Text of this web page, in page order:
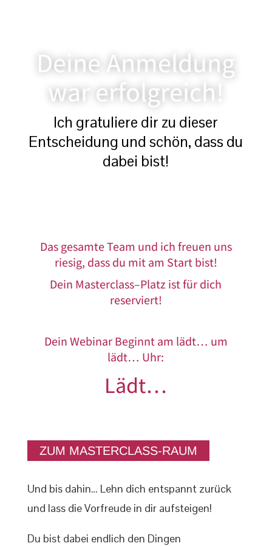
Deine Anmeldung
war erfolgreich!
Ich gratuliere dir zu dieser
Entscheidung und schön, dass du
dabei bist!
Das gesamte Team und ich freuen uns
riesig, dass du mit am Start bist!
Dein Masterclass–Platz ist für dich
reserviert!
Dein Webinar Beginnt am lädt… um
lädt… Uhr:
Lädt…
ZUM MASTERCLASS-RAUM
Und bis dahin… Lehn dich entspannt zurück
und lass die Vorfreude in dir aufsteigen!
Du bist dabei endlich den Dingen